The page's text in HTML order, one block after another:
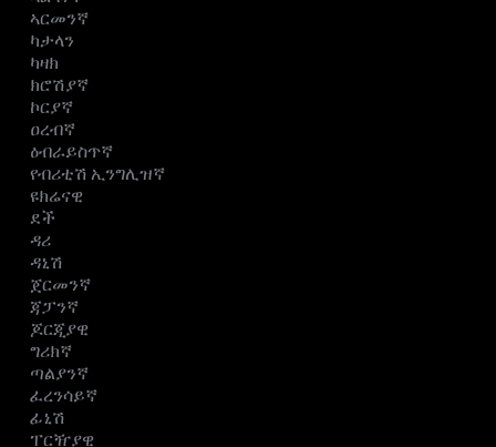
ኣርመንኛ
ካታላን
ካዛክ
ክሮሽያኛ
ኮርያኛ
ዐረብኛ
ዕብራይስጥኛ
የብሪቲሽ ኢንግሊዝኛ
ዩክሬናዊ
ደች
ዳሪ
ዳኒሽ
ጀርመንኛ
ጃፓንኛ
ጆርጂያዊ
ግሪክኛ
ጣልያንኛ
ፈረንሳይኛ
ፊኒሽ
ፐርዥያዊ